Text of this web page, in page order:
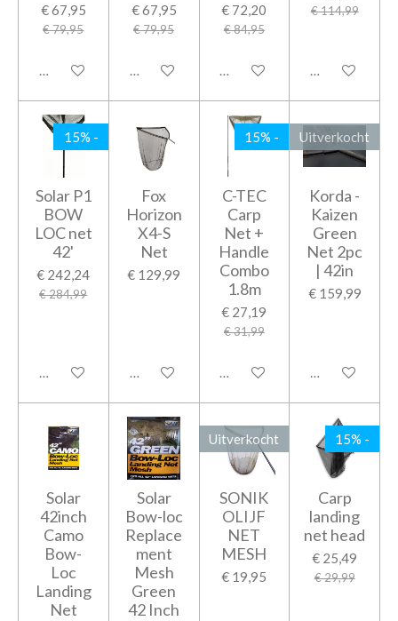
€ 67,95
€ 79,95
In winkelwagen
€ 67,95
€ 79,95
In winkelwagen
€ 72,20
€ 84,95
In winkelwagen
€ 114,99
In
15% -
Solar P1
BOW
LOC net
42'
€ 242,24
€ 284,99
In winkelwagen
Fox
Horizon
X4-S
Net
€ 129,99
In winkelwagen
15% -
C-TEC
Carp
Net +
Handle
Combo
1.8m
€ 27,19
€ 31,99
In winkelwagen
Uitverkocht
Korda -
Kaizen
Green
Net 2pc
| 42in
€ 159,99
Houd mij op
Solar
42inch
Camo
Bow-
Loc
Landing
Net
Solar
Bow-loc
Replace
ment
Mesh
Green
42 Inch
Uitverkocht
SONIK
OLIJF
NET
MESH
€ 19,95
15% -
Carp
landing
net head
€ 25,49
€ 29,99